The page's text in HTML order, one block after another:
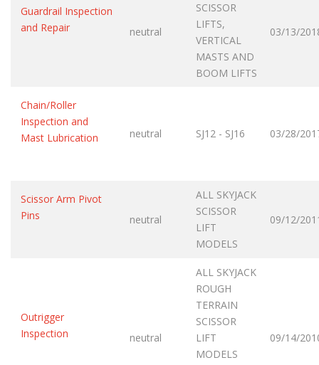
Guardrail Inspection
and Repair
neutral
SCISSOR
LIFTS,
VERTICAL
MASTS AND
BOOM LIFTS
03/13/
Chain/Roller
Inspection and
Mast Lubrication
neutral SJ12 - SJ16 03/28/
Scissor Arm Pivot
Pins
neutral
ALL SKYJACK
SCISSOR
LIFT
MODELS
09/12/
Outrigger
Inspection
neutral
ALL SKYJACK
ROUGH
TERRAIN
SCISSOR
LIFT
MODELS
09/14/